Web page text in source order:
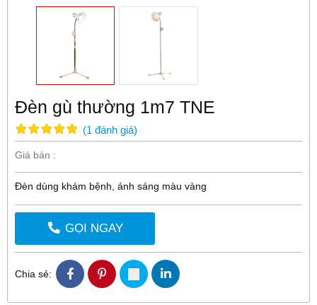
Đèn gù thường 1m7 TNE
(1 đánh giá)
Giá bán :
Đèn dùng khám bệnh, ánh sáng màu vàng
GỌI NGAY
Chia sẻ: